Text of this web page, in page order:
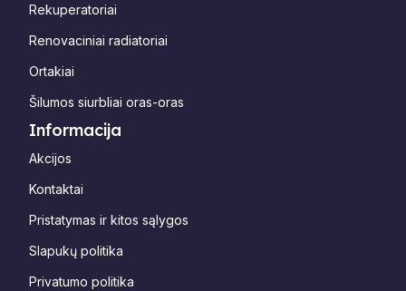
Rekuperatoriai
Renovaciniai radiatoriai
Ortakiai
Šilumos siurbliai oras-oras
Informacija
Akcijos
Kontaktai
Pristatymas ir kitos sąlygos
Slapukų politika
Privatumo politika